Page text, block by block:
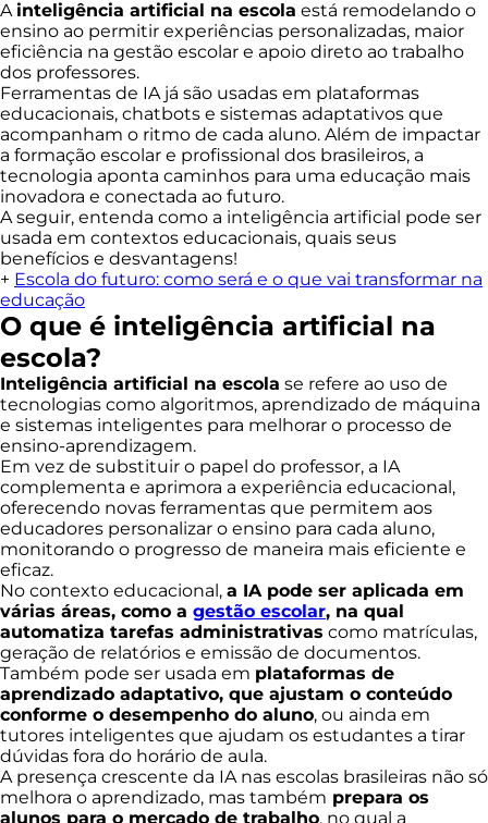
Ainteligência artificial na escola está remodelando o
ensino ao permitir experiências personalizadas, maior
eficiência na gestão escolar e apoio direto ao trabalho
dos professores.
Ferramentas de IA já são usadas em plataformas
educacionais, chatbots e sistemas adaptativos que
acompanham o ritmo de cada aluno. Além de impactar
a formação escolar e profissional dos brasileiros, a
tecnologia aponta caminhos para uma educação mais
inovadora e conectada ao futuro.
A seguir, entenda como a inteligência artificial pode ser
usada em contextos educacionais, quais seus
benefícios e desvantagens!
+ Escola do futuro: como será e o que vai transformar na
educação
O que é inteligência artificial na
escola?
Inteligência artificial na escola se refere ao uso de
tecnologias como algoritmos, aprendizado de máquina
e sistemas inteligentes para melhorar o processo de
ensino-aprendizagem.
Em vez de substituir o papel do professor, a IA
complementa e aprimora a experiência educacional,
oferecendo novas ferramentas que permitem aos
educadores personalizar o ensino para cada aluno,
monitorando o progresso de maneira mais eficiente e
eficaz.
No contexto educacional, a IA pode ser aplicada em
várias áreas, como a gestão escolar, na qual
automatiza tarefas administrativas como matrículas,
geração de relatórios e emissão de documentos.
Também pode ser usada em plataformas de
aprendizado adaptativo, que ajustam o conteúdo
conforme o desempenho do aluno, ou ainda em
tutores inteligentes que ajudam os estudantes a tirar
dúvidas fora do horário de aula.
A presença crescente da IA nas escolas brasileiras não só
melhora o aprendizado, mas também prepara os
alunos para o mercado de trabalho, no qual a